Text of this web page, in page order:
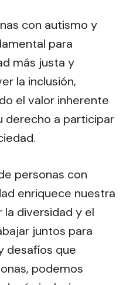
con autismo y
para
más justa y
la inclusión,
el valor inherente
derecho a participar
personas con
enriquece nuestra
diversidad y el
juntos para
desafíos que
podemos